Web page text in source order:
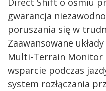
gwarancja
poruszania się w
Zaawansowane
Multi-Terrain Monitor
wsparcie podczas
system rozłączania